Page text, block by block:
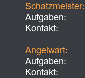
Schatzmeister:
Aufgaben:
Kontakt:
Angelwart:
Aufgaben:
Kontakt: